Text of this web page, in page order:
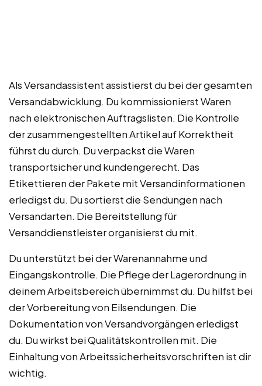
Als Versandassistent assistierst du bei der gesamten
Versandabwicklung. Du kommissionierst Waren
nach elektronischen Auftragslisten. Die Kontrolle
der zusammengestellten Artikel auf Korrektheit
führst du durch. Du verpackst die Waren
transportsicher und kundengerecht. Das
Etikettieren der Pakete mit Versandinformationen
erledigst du. Du sortierst die Sendungen nach
Versandarten. Die Bereitstellung für
Versanddienstleister organisierst du mit.
Du unterstützt bei der Warenannahme und
Eingangskontrolle. Die Pflege der Lagerordnung in
deinem Arbeitsbereich übernimmst du. Du hilfst bei
der Vorbereitung von Eilsendungen. Die
Dokumentation von Versandvorgängen erledigst
du. Du wirkst bei Qualitätskontrollen mit. Die
Einhaltung von Arbeitssicherheitsvorschriften ist dir
wichtig.